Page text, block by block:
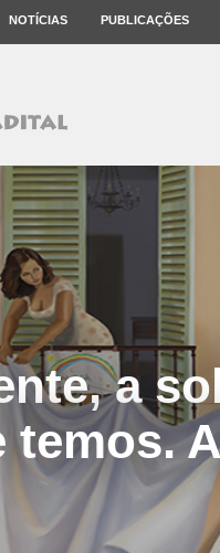
NOTÍCIAS PUBLICAÇÕES
a
temos.